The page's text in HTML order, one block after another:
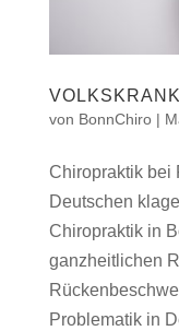
von BonnChiro|
Chiropraktik bei
Deutschen
Chiropraktik in
ganzheitlichen
Problematik in